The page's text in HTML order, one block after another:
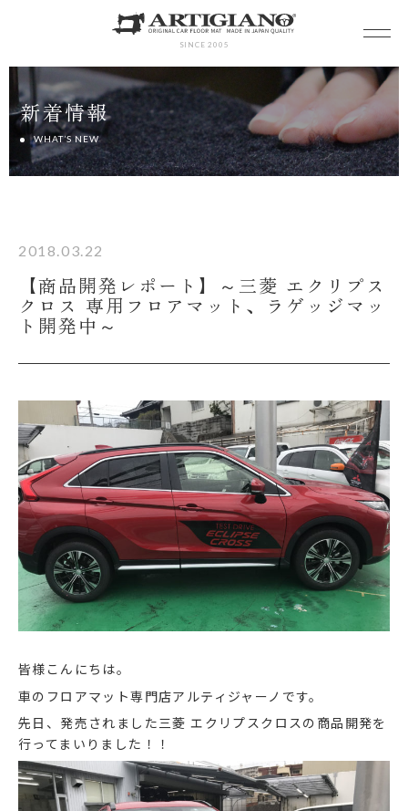
SINCE 2005
新着情報
WHAT’S NEW
2018.03.22
【商品開発レポート】～三菱 エクリプス
クロス 専用フロアマット、ラゲッジマッ
ト開発中～
皆様こんにちは。
車のフロアマット専門店アルティジャーノです。
先日、発売されました三菱 エクリプスクロスの商品開発を
行ってまいりました！！